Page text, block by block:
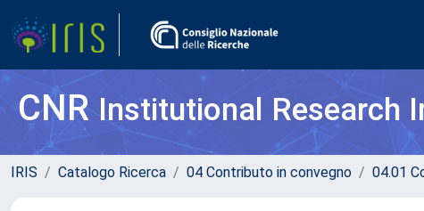
CNRInstitutional Research
IRIS Catalogo Ricerca 04 Contributo in convegno 04.01